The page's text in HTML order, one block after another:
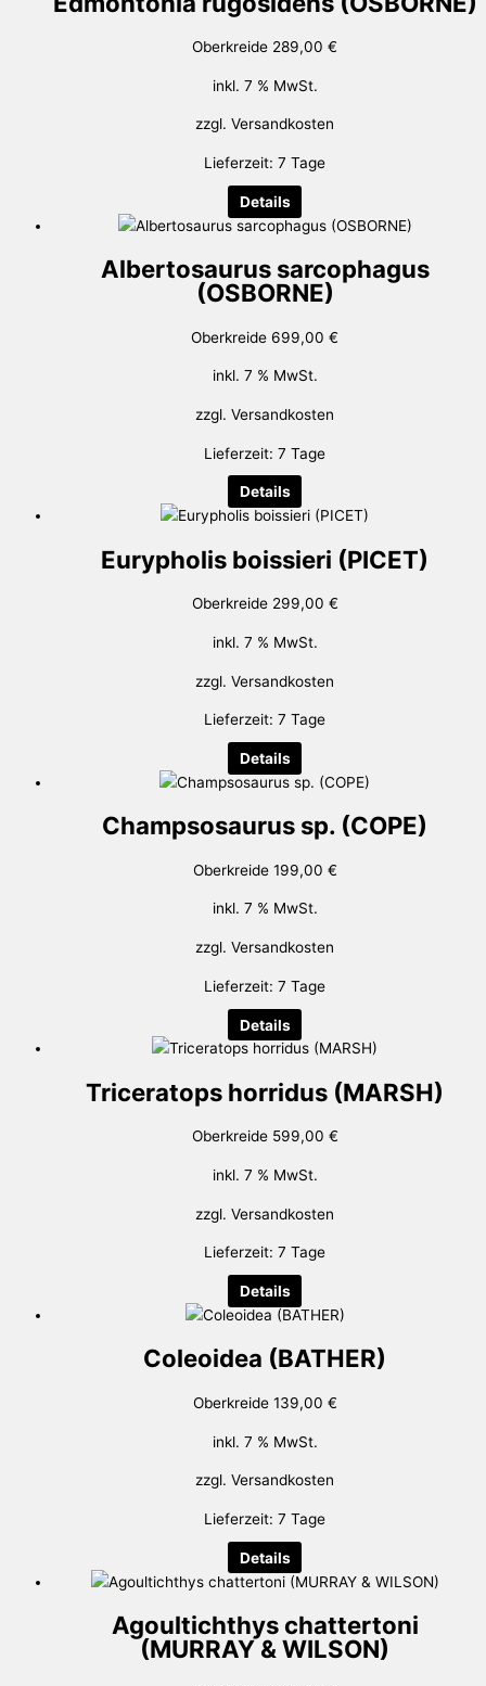
Oberkreide 289,00 €
inkl. 7 % MwSt.
zzgl. Versandkosten
Lieferzeit: 7 Tage
Details
Albertosaurus sarcophagus
(OSBORNE)
Oberkreide 699,00 €
inkl. 7 % MwSt.
zzgl. Versandkosten
Lieferzeit: 7 Tage
Details
Eurypholis boissieri (PICET)
Oberkreide 299,00 €
inkl. 7 % MwSt.
zzgl. Versandkosten
Lieferzeit: 7 Tage
Details
Champsosaurus sp. (COPE)
Oberkreide 199,00 €
inkl. 7 % MwSt.
zzgl. Versandkosten
Lieferzeit: 7 Tage
Details
Triceratops horridus (MARSH)
Oberkreide 599,00 €
inkl. 7 % MwSt.
zzgl. Versandkosten
Lieferzeit: 7 Tage
Details
Coleoidea (BATHER)
Oberkreide 139,00 €
inkl. 7 % MwSt.
zzgl. Versandkosten
Lieferzeit: 7 Tage
Details
Agoultichthys chattertoni
(MURRAY & WILSON)